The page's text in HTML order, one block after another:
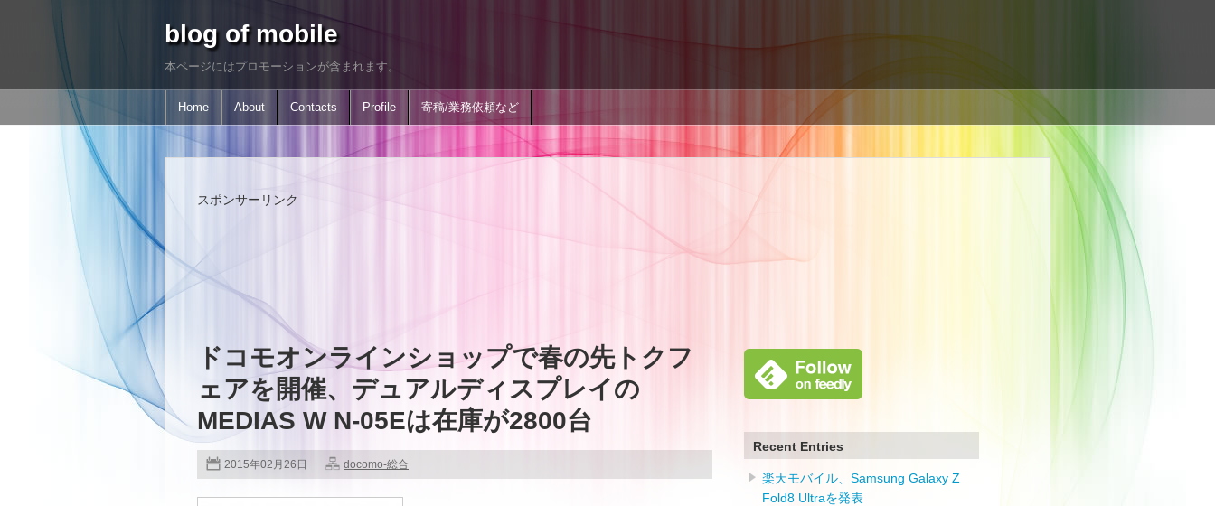
blog of mobile
本ページにはプロモーションが含まれます。
Home About Contacts Profile 寄稿/業務依頼など
スポンサーリンク
ドコモオンラインショップで春の先トクフ
ェアを開催、デュアルディスプレイの
MEDIAS W N-05Eは在庫が2800台
2015年02月26日 docomo-総合
Recent Entries
楽天モバイル、Samsung Galaxy Z
Fold8 Ultraを発表